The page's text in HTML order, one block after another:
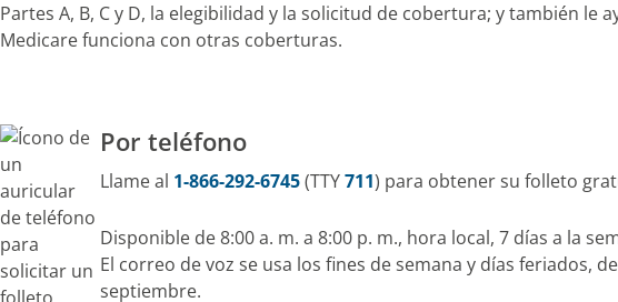
Partes A, B, C y D, la elegibilidad y la solicitud de cobertura; y también le
Medicare funciona con otras coberturas.
Por teléfono
Llame al 1-866-292-6745(TTY711) para obtener su folleto
Disponible de 8:00 a. m. a 8:00 p. m., hora local, 7 días a la
El correo de voz se usa los fines de semana y días feriados,
septiembre.